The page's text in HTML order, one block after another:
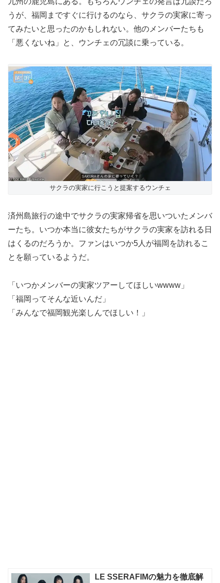
うが、福岡まですぐに行けるのなら、サクラの実家に寄っ
てみたいと思ったのかもしれない。他のメンバーたちも
「悪くないね」と、ウンチェの冗談に乗っている。
サクラの実家に行こうと提案するウンチェ
済州島旅行の途中でサクラの実家帰省を思いついたメンバ
ーたち。いつか本当に彼女たちがサクラの実家を訪れる日
はくるのだろうか。ファンはいつか5人が福岡を訪れるこ
とを願っているようだ。
「いつかメンバーの実家ツアーしてほしいwwww」
「福岡ってそんな近いんだ」
「みんなで福岡観光楽しんでほしい！」
LE SSERAFIMの魅力を徹底解